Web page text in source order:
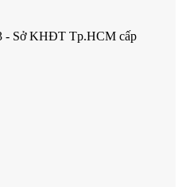
- Sở KHĐT Tp.HCM cấp